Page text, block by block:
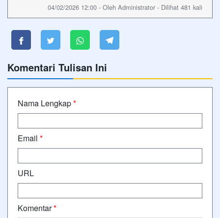
04/02/2026 12:00 - Oleh Administrator - Dilihat 481 kali
Komentari Tulisan Ini
Nama Lengkap*
Email *
URL
Komentar*